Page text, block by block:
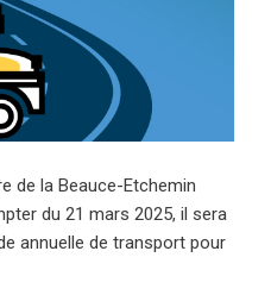
de la Beauce-Etchemin
du 21 mars 2025, il sera
annuelle de transport pour